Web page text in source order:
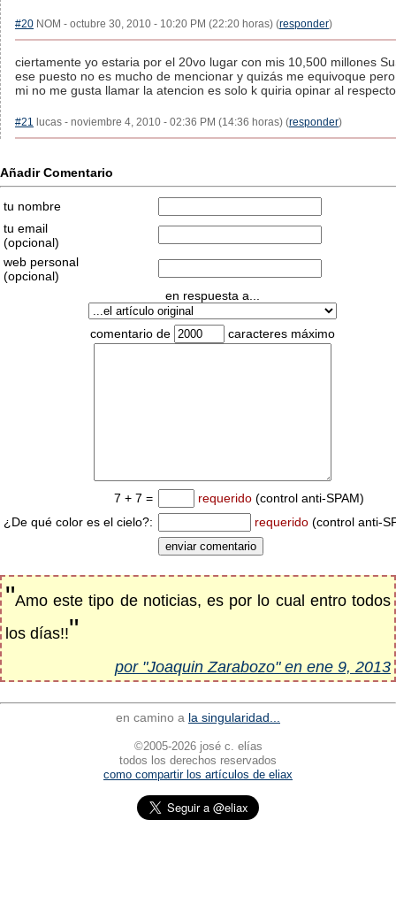
#20 NOM - octubre 30, 2010 - 10:20 PM (22:20 horas) (responder)
ciertamente yo estaria por el 20vo lugar con mis 10,500 millones
ese puesto no es mucho de mencionar y quizás me equivoque
mi no me gusta llamar la atencion es solo k quiria opinar al respecto
#21 lucas - noviembre 4, 2010 - 02:36 PM (14:36 horas) (responder)
Añadir Comentario
tu nombre
tu email
(opcional)
web personal
(opcional)
en respuesta a...
comentario de caracteres máximo
7 + 7 = requerido (control anti-SPAM)
¿De qué color es el cielo?:
requerido (control anti-
"Amo este tipo de noticias, es por lo cual entro todos
los días!!"
por "Joaquin Zarabozo" en ene 9, 2013
en camino a la singularidad...
©2005-2026 josé c. elías
todos los derechos reservados
como compartir los artículos de eliax